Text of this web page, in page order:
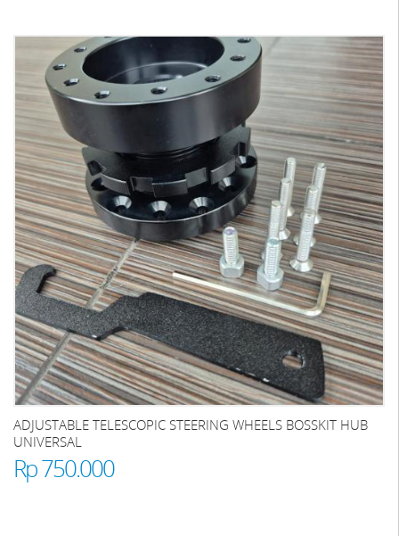
ADJUSTABLE TELESCOPIC STEERING WHEELS BOSSKIT HUB
UNIVERSAL
Rp 750.000